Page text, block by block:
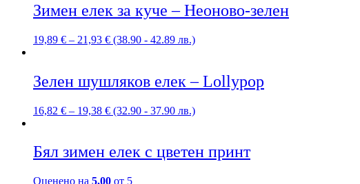
Зимен елек за куче – Неоново-зелен
19,89 € – 21,93 € (38.90 - 42.89 лв.)
Зелен шушляков елек – Lollypop
16,82 € – 19,38 € (32.90 - 37.90 лв.)
Бял зимен елек с цветен принт
Оценено на 5.00 от 5